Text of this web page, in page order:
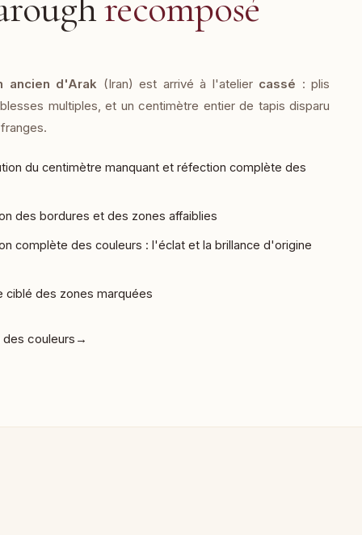
ancien d'Arak (Iran) est arrivé à l'atelier cassé : plis
multiples, et un centimètre entier de tapis disparu
du centimètre manquant et réfection complète des
des bordures et des zones affaiblies
complète des couleurs : l'éclat et la brillance d'origine
ciblé des zones marquées
des couleurs →